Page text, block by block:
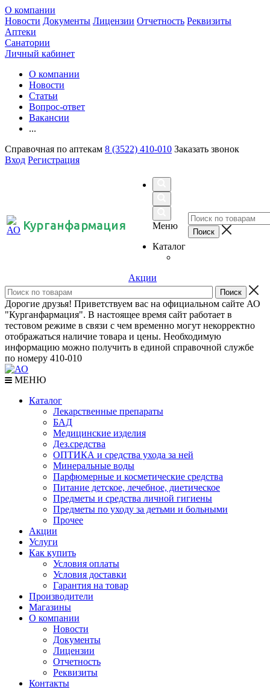
О компании
Новости Документы Лицензии Отчетность Реквизиты
Аптеки
Санатории
Личный кабинет
О компании
Новости
Статьи
Вопрос-ответ
Вакансии
...
Справочная по аптекам 8 (3522) 410-010 Заказать звонок
Вход Регистрация
Курганфармация
Меню
Каталог
Акции
Дорогие друзья! Приветствуем вас на официальном сайте АО
"Курганфармация". В настоящее время сайт работает в
тестовом режиме в связи с чем временно могут некорректно
отображаться наличие товара и цены. Необходимую
информацию можно получить в единой справочной службе
по номеру 410-010
МЕНЮ
Каталог
Лекарственные препараты
БАД
Медицинские изделия
Дез.средства
ОПТИКА и средства ухода за ней
Минеральные воды
Парфюмерные и косметические средства
Питание детское, лечебное, диетическое
Предметы и средства личной гигиены
Предметы по уходу за детьми и больными
Прочее
Акции
Услуги
Как купить
Условия оплаты
Условия доставки
Гарантия на товар
Производители
Магазины
О компании
Новости
Документы
Лицензии
Отчетность
Реквизиты
Контакты